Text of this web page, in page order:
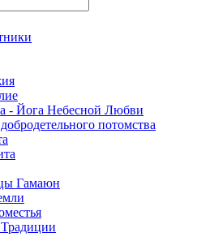
- Йога Небесной Любви
потомства
Гамаюн